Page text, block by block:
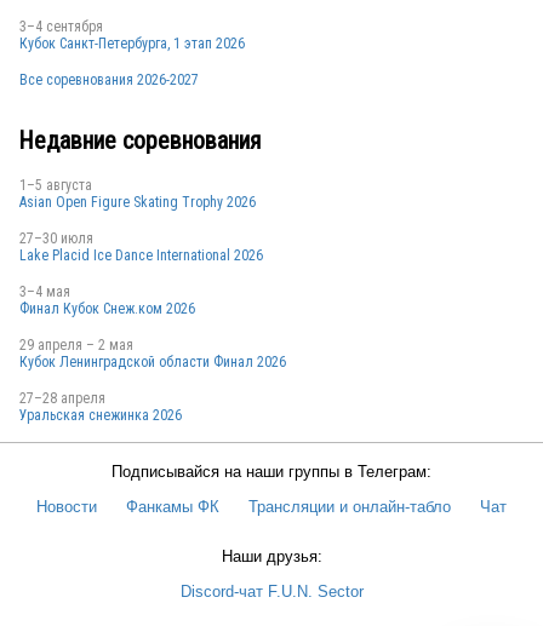
3–4 сентября
Кубок Санкт-Петербурга, 1 этап 2026
Все соревнования 2026-2027
Недавние соревнования
1–5 августа
Asian Open Figure Skating Trophy 2026
27–30 июля
Lake Placid Ice Dance International 2026
3–4 мая
Финал Кубок Снеж.ком 2026
29 апреля – 2 мая
Кубок Ленинградской области Финал 2026
27–28 апреля
Уральская снежинка 2026
Подписывайся на наши группы в Телеграм:
Новости
Фанкамы ФК Трансляции и онлайн-табло Чат
Наши друзья:
Discord-чат F.U.N. Sector